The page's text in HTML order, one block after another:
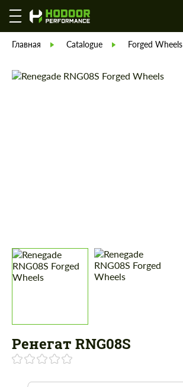
Главная Catalogue Forged Wheels
Ренегат RNG08S